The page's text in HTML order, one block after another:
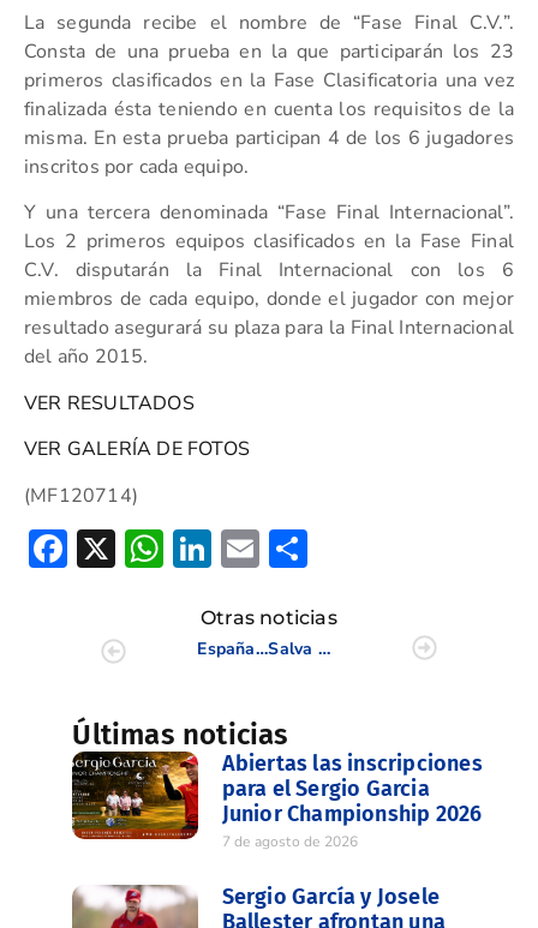
La segunda recibe el nombre de “Fase Final C.V.”.
Consta de una prueba en la que participarán los 23
primeros clasificados en la Fase Clasificatoria una vez
finalizada ésta teniendo en cuenta los requisitos de la
misma. En esta prueba participan 4 de los 6 jugadores
inscritos por cada equipo.
Y una tercera denominada “Fase Final Internacional”.
Los 2 primeros equipos clasificados en la Fase Final
C.V. disputarán la Final Internacional con los 6
miembros de cada equipo, donde el jugador con mejor
resultado asegurará su plaza para la Final Internacional
del año 2015.
VER RESULTADOS
VER GALERÍA DE FOTOS
(MF120714)
Facebook
X WhatsApp
LinkedIn
Email
Otras noticias
España acaba séptima en el europeo femenino absoluto y quinta en el sub 18
Salva Payá acaba tercero en la Town Cup de Biarritz
Últimas noticias
Abiertas las inscripciones
para el Sergio Garcia
Junior Championship 2026
7 de agosto de 2026
Sergio García y Josele
Ballester afrontan una